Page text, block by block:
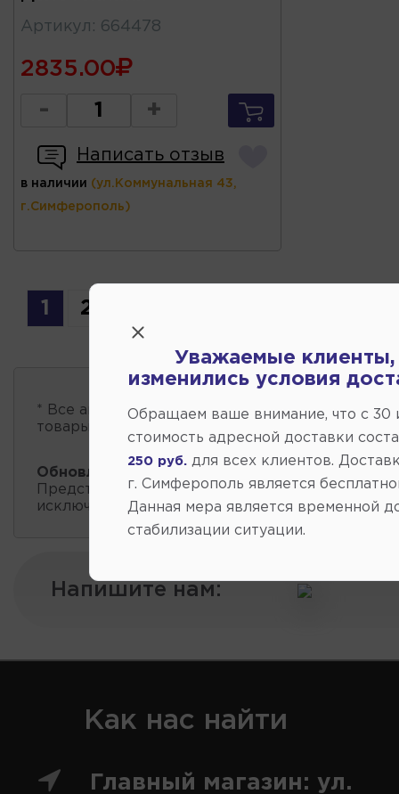
Артикул : 664478
2835.00
- +
Написать отзыв
в наличии (ул.Коммунальная 43,
г.Симферополь)
1 2
* Все автозапчастиесть в наличии, обновление
товары проходит несколько раз в сутки.
Обновление остатков и цен:
Представленные данные о запчастях на этой
исключительно информационный характер.
Напишите нам:
Как нас найти
Главный магазин: ул.
Уважаемые клиенты,
изменились условия
Обращаем ваше внимание, что c 30
стоимость адресной доставки
250 руб. для всех клиентов.
г. Симферополь является
Данная мера является временной
стабилизации ситуации.